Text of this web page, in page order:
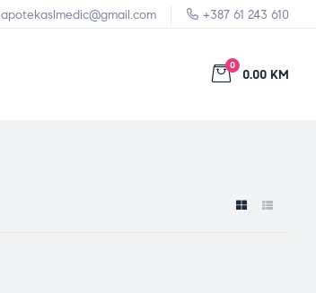
apotekaslmedic@gmail.com +387 61 243 610
0
0.00 KM